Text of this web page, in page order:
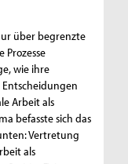
über begrenzte
Prozesse
wie ihre
Arbeit als
befasste sich das
Vertretung
als